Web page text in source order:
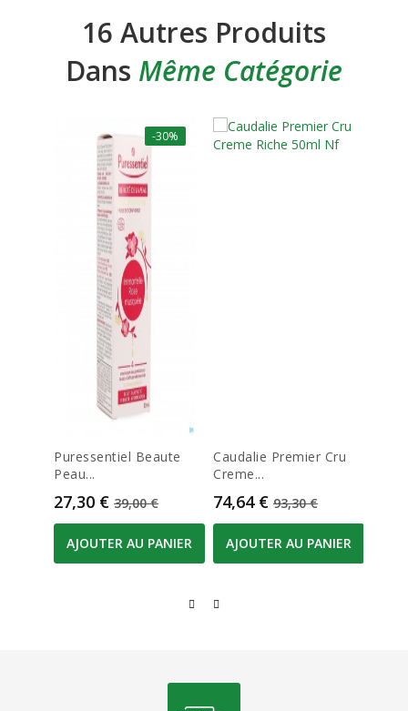
16 Autres Produits
Dans Même Catégorie
-30%
Puressentiel Beaute
Peau...
Prix
27,30 € Prix de base
39,00 €
AJOUTER AU PANIER
Caudalie Premier Cru
Creme...
Prix
74,64 € Prix de base
93,30 €
AJOUTER AU PANIER